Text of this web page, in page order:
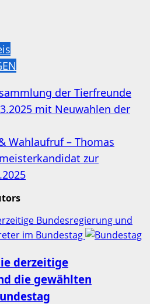
der Tierfreunde
mit Neuwahlen der
Wahlaufruf – Thomas
zur
Bundesregierung und
im Bundestag
derzeitige
die gewählten